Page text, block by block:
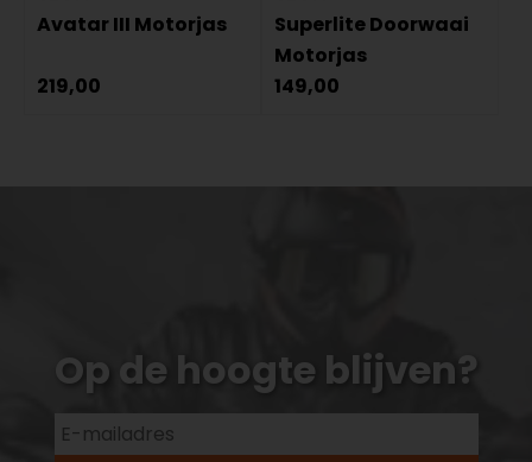
Avatar III Motorjas
219,00
Superlite Doorwaai
Motorjas
149,00
Op de hoogte blijven?